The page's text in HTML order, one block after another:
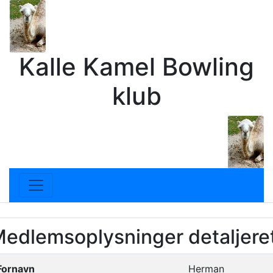
Kalle Kamel Bowling
klub
Herman